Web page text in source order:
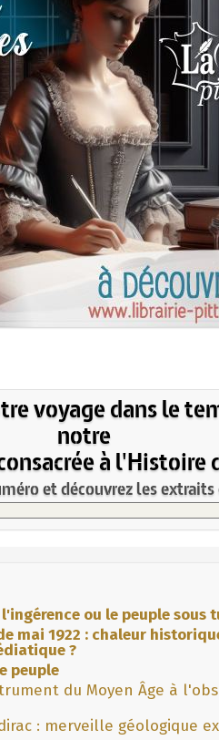
voyage dans le
notre
à l'Histoire
et découvrez les
ou le peuple sous
mai 1922 : chaleur
?
peuple
du Moyen Âge à
: merveille géologique